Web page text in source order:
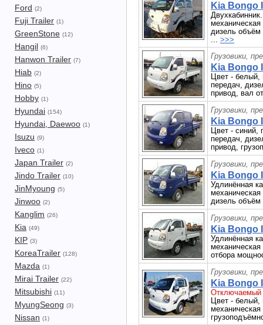
Ford (2)
Fuji Trailer (1)
GreenStone (12)
Hangil (6)
Hanwon Trailer (7)
Hiab (2)
Hino (5)
Hobby (1)
Hyundai (154)
Hyundai, Daewoo (1)
Isuzu (9)
Iveco (1)
Japan Trailer (2)
Jindo Trailer (10)
JinMyoung (5)
Jinwoo (2)
Kanglim (26)
Kia (49)
KIP (3)
KoreaTrailer (128)
Mazda (1)
Mirai Trailer (22)
Mitsubishi (11)
MyungSeong (3)
Nissan (1)
Kia Bongo
дизель объём
... >>>
Грузовики,
Kia Bongo
Цвет - белый,
передач,
привод, вал
Грузовики,
Kia Bongo
Цвет - синий,
передач,
привод,
Грузовики,
Kia Bongo
Удлинённая
дизель объём
Грузовики,
Kia Bongo
Удлинённая
отбора
Грузовики,
Kia Bongo
Отключаемый
Цвет - белый,